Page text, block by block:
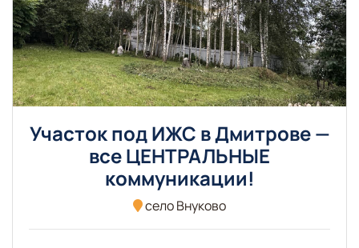
Участок под ИЖС в Дмитрове —
все ЦЕНТРАЛЬНЫЕ
коммуникации!
село Внуково